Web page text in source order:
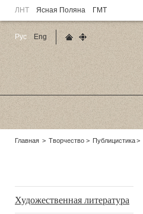
ЛНТ Ясная Поляна ГМТ
Родительские
Главная Творчество Публицистика
Художественная литература
Рус
Eng